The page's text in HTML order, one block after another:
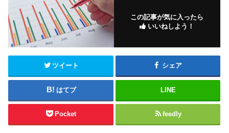
この記事が気に入ったら
いいねしよう！
ツイート シェア
はてブ LINE
Pocket feedly